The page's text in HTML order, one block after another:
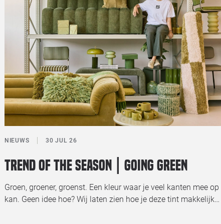
NIEUWS 30 JUL 26
Trend of the season | Going green
Groen, groener, groenst. Een kleur waar je veel kanten mee op
kan. Geen idee hoe? Wij laten zien hoe je deze tint makkelijk…